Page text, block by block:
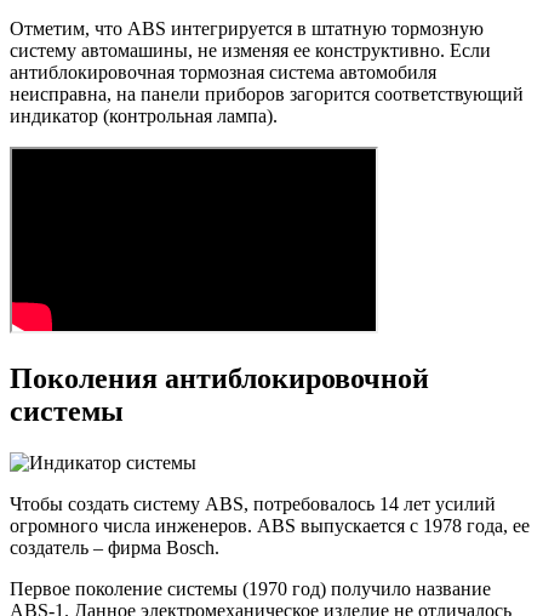
Отметим, что ABS интегрируется в штатную тормозную
систему автомашины, не изменяя ее конструктивно. Если
антиблокировочная тормозная система автомобиля
неисправна, на панели приборов загорится соответствующий
индикатор (контрольная лампа).
Поколения антиблокировочной
системы
Чтобы создать систему ABS, потребовалось 14 лет усилий
огромного числа инженеров. ABS выпускается с 1978 года, ее
создатель – фирма Bosch.
Первое поколение системы (1970 год) получило название
ABS-1. Данное электромеханическое изделие не отличалось